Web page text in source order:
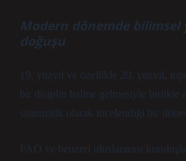
Modern dönemde bilimsel
doğuşu
19. yüzyıl ve özellikle 20. yüzyıl,
bir disiplin haline gelmesiyle birlikte
sistematik olarak incelendiği bir
FAO ve benzeri uluslararası